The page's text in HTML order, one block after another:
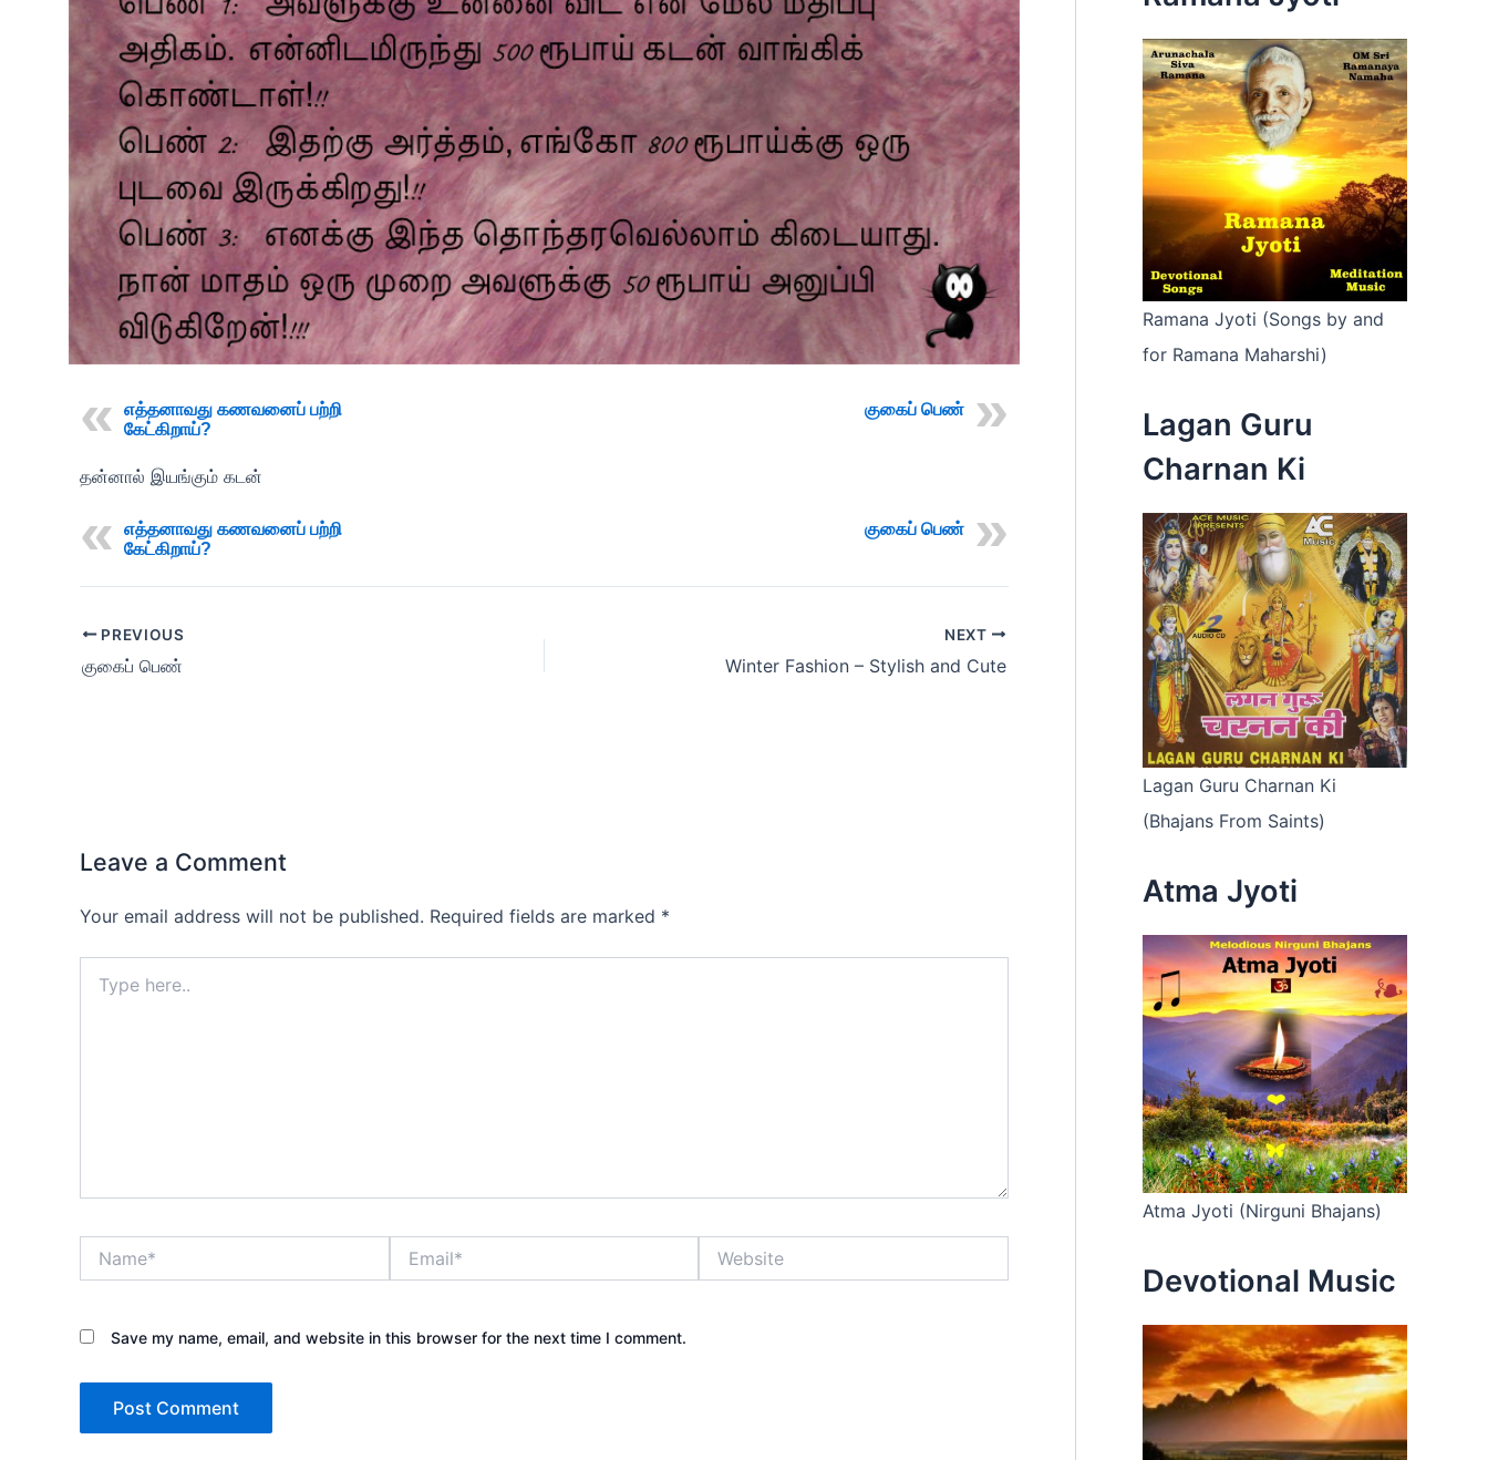
எத்தனாவது கணவனைப் பற்றி
கேட்கிறாய்?
குகைப் பெண்
தன்னால் இயங்கும் கடன்
எத்தனாவது கணவனைப் பற்றி
கேட்கிறாய்?
குகைப் பெண்
PREVIOUS
குகைப் பெண்
NEXT
Winter Fashion – Stylish and Cute
Leave a Comment
Your email address will not be published. Required fields are marked *
here..
Save my name, email, and website in this browser for the next time I comment.
:
Ramana Jyoti (Songs by and
for Ramana Maharshi)
Lagan Guru
Charnan Ki
Lagan Guru Charnan Ki
(Bhajans From Saints)
Atma Jyoti
Atma Jyoti (Nirguni Bhajans)
Devotional Music